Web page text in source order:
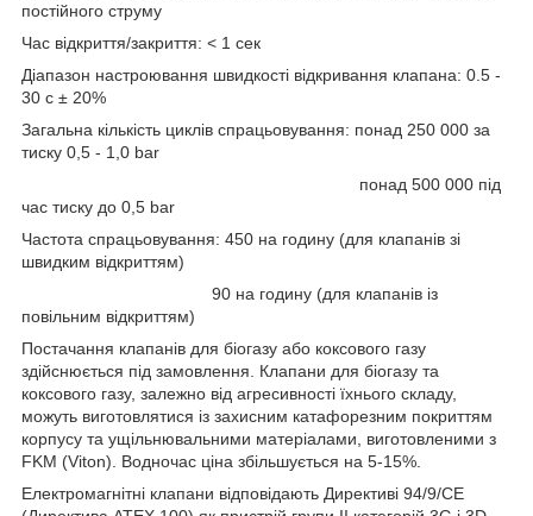
постійного струму
Час відкриття/закриття: < 1 сек
Діапазон настроювання швидкості відкривання клапана: 0.5 -
30 с ± 20%
Загальна кількість циклів спрацьовування: понад 250 000 за
тиску 0,5 - 1,0 bar
понад 500 000 під
час тиску до 0,5 bar
Частота спрацьовування: 450 на годину (для клапанів зі
швидким відкриттям)
90 на годину (для клапанів із
повільним відкриттям)
Постачання клапанів для біогазу або коксового газу
здійснюється під замовлення. Клапани для біогазу та
коксового газу, залежно від агресивності їхнього складу,
можуть виготовлятися із захисним катафорезним покриттям
корпусу та ущільнювальними матеріалами, виготовленими з
FKM (Viton). Водночас ціна збільшується на 5-15%.
Електромагнітні клапани відповідають Директиві 94/9/СЕ